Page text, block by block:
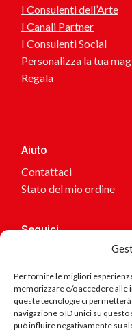
Per fornire le migliori
memorizzare e/o accedere alle
queste tecnologie ci
navigazione o ID unici su
può influire negativamente su
I Consulenti dell’Arte
I Canali Partner
I Consulenti Social
Personalizza la tua
Regala
Aiuto
Contattaci
Stato del mio ordine
Seguici
Sei interessato a
Se riscontri problemi